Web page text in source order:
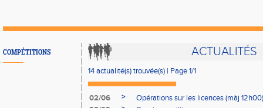
COMPÉTITIONS ACTUALITÉS
14 actualité(s) trouvée(s) | Page 1/1
02/06 >
Opérations sur les licences (màj 12h00)